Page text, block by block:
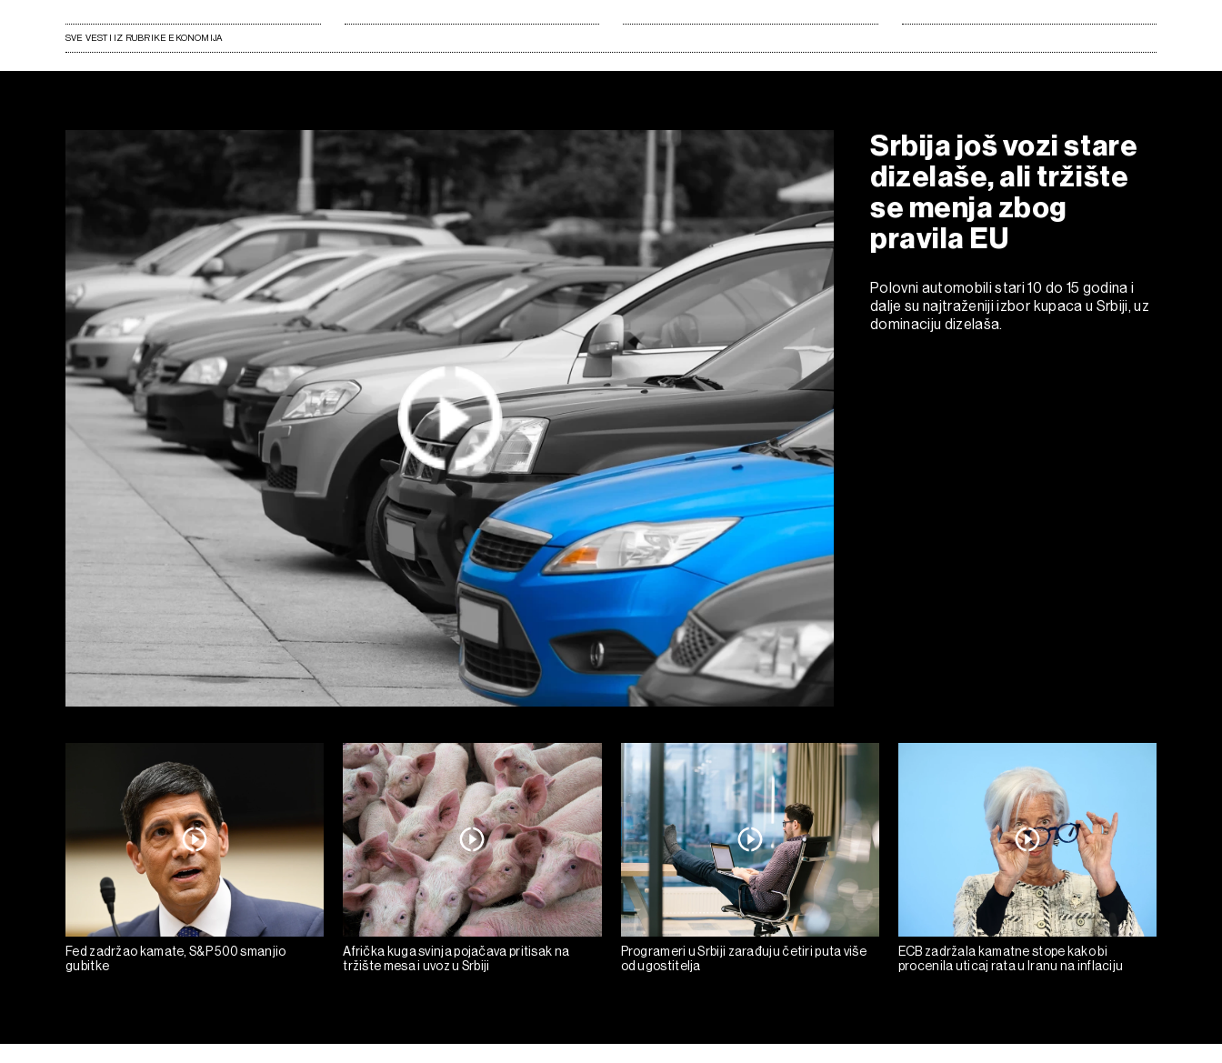
SVE VESTI IZ RUBRIKE EKONOMIJA
Srbija još vozi stare
dizelaše, ali tržište
se menja zbog
pravila EU
Polovni automobili stari 10 do 15 godina i
dalje su najtraženiji izbor kupaca u Srbiji, uz
dominaciju dizelaša.
Fed zadržao kamate, S&P 500 smanjio
gubitke
Afrička kuga svinja pojačava pritisak na
tržište mesa i uvoz u Srbiji
Programeri u Srbiji zarađuju četiri puta više
od ugostitelja
ECB zadržala kamatne stope kako bi
procenila uticaj rata u Iranu na inflaciju